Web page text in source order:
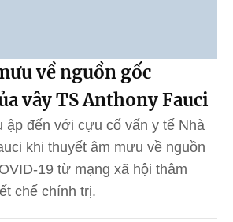
về nguồn gốc
vây TS Anthony Fauci
ập đến với cựu cố vấn y tế Nhà
khi thuyết âm mưu về nguồn
19 từ mạng xã hội thâm
chế chính trị.